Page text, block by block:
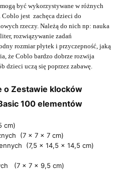
być wykorzystywane w różnych
Coblo jest zachęca dzieci do
rzeczy. Należą do nich np: nauka
rozwiązywanie zadań
rozmiar płytek i przyczepność, jaką
że Coblo bardzo dobrze rozwija
dzieci uczą się poprzez zabawę.
o Zestawie klocków
100 elementów
cm)
(7 x 7 x 7 cm)
(7,5 x 14,5 x 14,5 cm)
(7 x 7 x 9,5 cm)